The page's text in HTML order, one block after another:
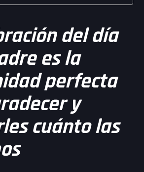
del día
es la
perfecta
y
cuánto las